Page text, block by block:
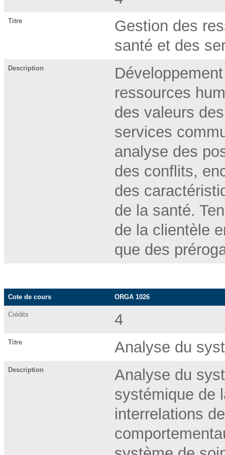
Titre
Gestion des
santé et des
Description
ressources
des valeurs
services
analyse des
des conflits,
des
de la santé.
de la clientèle
que des
Cote de cours ORGA 1026
Crédits 4
Titre Analyse du
Description
Analyse du
systémique de
interrelations